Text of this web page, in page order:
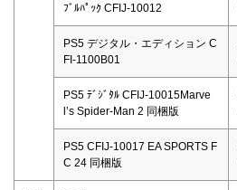
ﾌﾞﾙﾊﾟｯｸ CFIJ-10012
PS5 デジタル・エディション C
FI-1100B01
PS5 ﾃﾞｼﾞﾀﾙ CFIJ-10015Marve
l’s Spider-Man 2 同梱版
PS5 CFIJ-10017 EA SPORTS F
C 24 同梱版